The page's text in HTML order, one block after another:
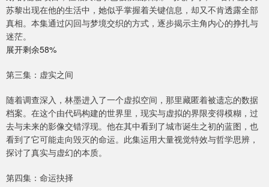
苏黎出现在他的生活中，她似乎掌握着关键信息，却又不肯透露全部
真相。本集通过闪回与梦境交织的方式，逐步揭示主角内心的挣扎与
迷茫。
展开剩余58%
第三集：虚实之间
随着调查深入，林墨进入了一个虚拟空间，那里藏匿着被遗忘的数据
档案。在这个由代码构建的世界里，现实与虚拟的界限变得模糊，过
去与未来的影像交错浮现。他在其中看到了城市诞生之初的蓝图，也
看到了它可能走向毁灭的命运。此集运用大量视觉特效与哲学思辨，
探讨了真实与虚幻的本质。
第四集：命运抉择